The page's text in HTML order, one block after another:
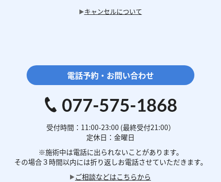
キャンセルについて
電話予約・お問い合わせ
受付時間：11:00-23:00 (最終受付21:00）
定休日：金曜日
※施術中は電話に出られないことがあります。
その場合３時間以内には折り返しお電話させていただきます。
ご相談などはこちらから